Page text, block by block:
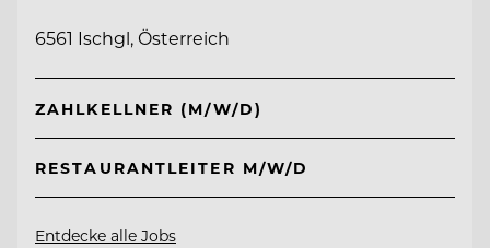
6561 Ischgl, Österreich
ZAHLKELLNER (M/W/D)
RESTAURANTLEITER M/W/D
Entdecke alle Jobs